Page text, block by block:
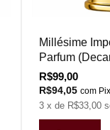
Millésime
Parfum
R$99,00
R$94,05 com Pix
3 x de R$33,00